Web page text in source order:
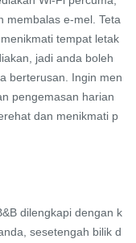
membalas e-mel. Teta
tempat letak
jadi anda boleh
berterusan. Ingin men
pengemasan harian
dan menikmati p
dilengkapi dengan k
sesetengah bilik d